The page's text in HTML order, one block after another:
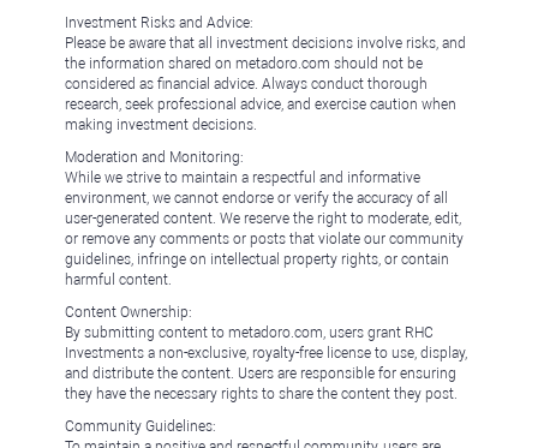
Investment Risks and Advice:
Please be aware that all investment decisions involve risks, and
the information shared on metadoro.com should not be
considered as financial advice. Always conduct thorough
research, seek professional advice, and exercise caution when
making investment decisions.
Moderation and Monitoring:
While we strive to maintain a respectful and informative
environment, we cannot endorse or verify the accuracy of all
user-generated content. We reserve the right to moderate, edit,
or remove any comments or posts that violate our community
guidelines, infringe on intellectual property rights, or contain
harmful content.
Content Ownership:
By submitting content to metadoro.com, users grant RHC
Investments a non-exclusive, royalty-free license to use, display,
and distribute the content. Users are responsible for ensuring
they have the necessary rights to share the content they post.
Community Guidelines: